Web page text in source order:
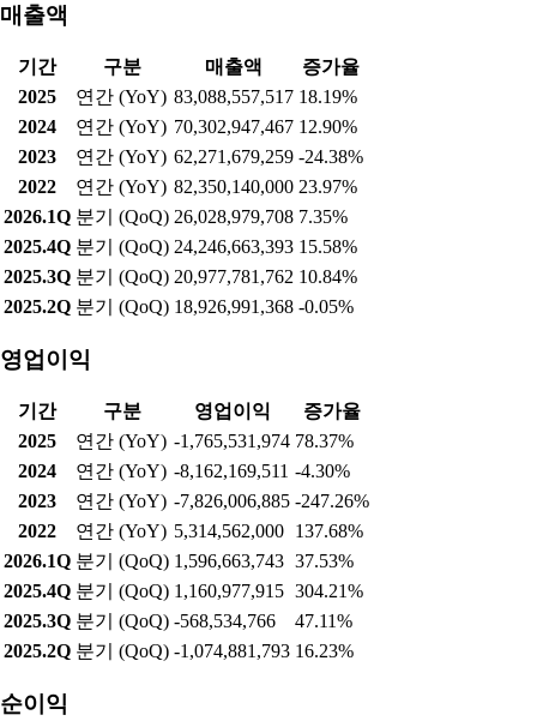
매출액
기간 구분 매출액
증가율
2025
연간 (YoY) 83,088,557,517 18.19%
2024
연간 (YoY) 70,302,947,467 12.90%
2023
연간 (YoY) 62,271,679,259 -24.38%
2022
연간 (YoY) 82,350,140,000 23.97%
2026.1Q 분기 (QoQ) 26,028,979,708 7.35%
2025.4Q 분기 (QoQ) 24,246,663,393 15.58%
2025.3Q 분기 (QoQ) 20,977,781,762 10.84%
2025.2Q 분기 (QoQ) 18,926,991,368 -0.05%
영업이익
기간 구분 영업이익
증가율
2025
연간 (YoY) -1,765,531,974 78.37%
2024
연간 (YoY) -8,162,169,511 -4.30%
2023
연간 (YoY) -7,826,006,885 -247.26%
2022
연간 (YoY) 5,314,562,000 137.68%
2026.1Q 분기 (QoQ) 1,596,663,743 37.53%
2025.4Q 분기 (QoQ) 1,160,977,915 304.21%
2025.3Q 분기 (QoQ) -568,534,766
47.11%
2025.2Q 분기 (QoQ) -1,074,881,793 16.23%
순이익